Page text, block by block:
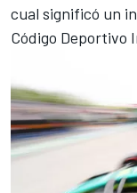
cual significó un
Código Deportivo